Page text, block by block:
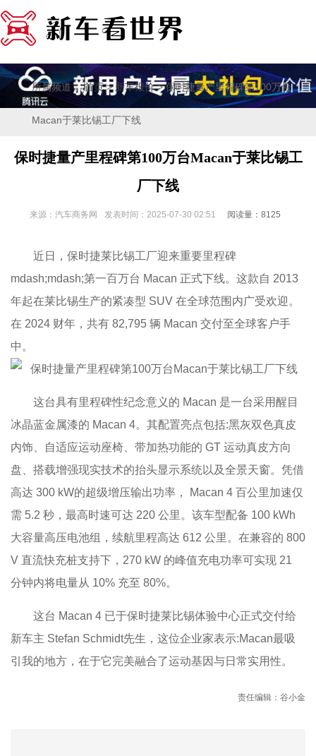
所属频道：首页>新车报价> 保时捷量产里程碑第100万台
Macan于莱比锡工厂下线
保时捷量产里程碑第100万台Macan于莱比锡工
厂下线
来源：汽车商务网 发表时间：2025-07-30 02:51 阅读量：8125
近日，保时捷莱比锡工厂迎来重要里程碑
mdash;mdash;第一百万台 Macan 正式下线。这款自 2013
年起在莱比锡生产的紧凑型 SUV 在全球范围内广受欢迎。
在 2024 财年，共有 82,795 辆 Macan 交付至全球客户手
中。
这台具有里程碑性纪念意义的 Macan 是一台采用醒目
冰晶蓝金属漆的 Macan 4。其配置亮点包括:黑灰双色真皮
内饰、自适应运动座椅、带加热功能的 GT 运动真皮方向
盘、搭载增强现实技术的抬头显示系统以及全景天窗。凭借
高达 300 kW的超级增压输出功率， Macan 4 百公里加速仅
需 5.2 秒，最高时速可达 220 公里。该车型配备 100 kWh
大容量高压电池组，续航里程高达 612 公里。在兼容的 800
V 直流快充桩支持下，270 kW 的峰值充电功率可实现 21
分钟内将电量从 10% 充至 80%。
这台 Macan 4 已于保时捷莱比锡体验中心正式交付给
新车主 Stefan Schmidt先生，这位企业家表示:Macan最吸
引我的地方，在于它完美融合了运动基因与日常实用性。
责任编辑：谷小金